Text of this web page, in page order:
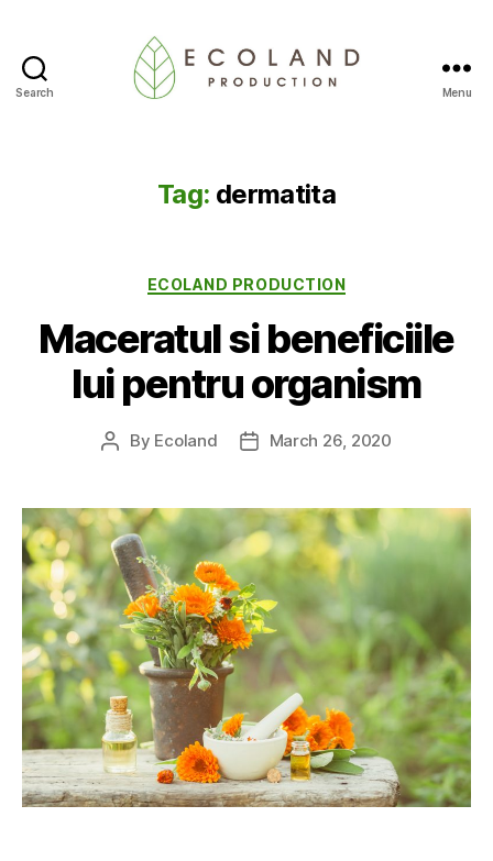
Search
Blog
Menu
Tag: dermatita
Categories
ECOLAND PRODUCTION
Maceratul si beneficiile
lui pentru organism
Post
By Ecoland
PostMarch 26, 2020